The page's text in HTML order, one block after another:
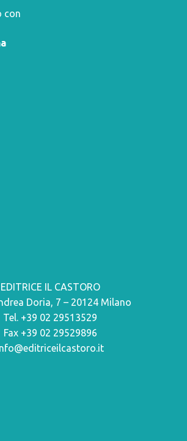
con
EDITRICE IL CASTORO
Doria, 7 – 20124 Milano
Tel. +39 02 29513529
Fax +39 02 29529896